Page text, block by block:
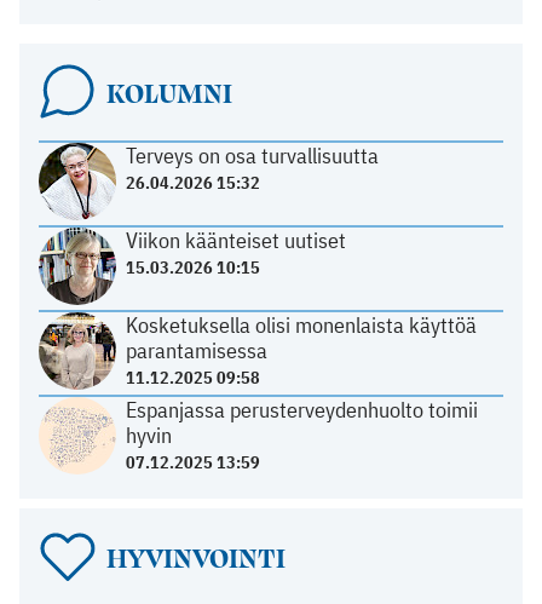
KOLUMNI
Terveys on osa turvallisuutta
26.04.2026 15:32
Viikon käänteiset uutiset
15.03.2026 10:15
Kosketuksella olisi monenlaista käyttöä
parantamisessa
11.12.2025 09:58
Espanjassa perusterveydenhuolto toimii
hyvin
07.12.2025 13:59
HYVINVOINTI